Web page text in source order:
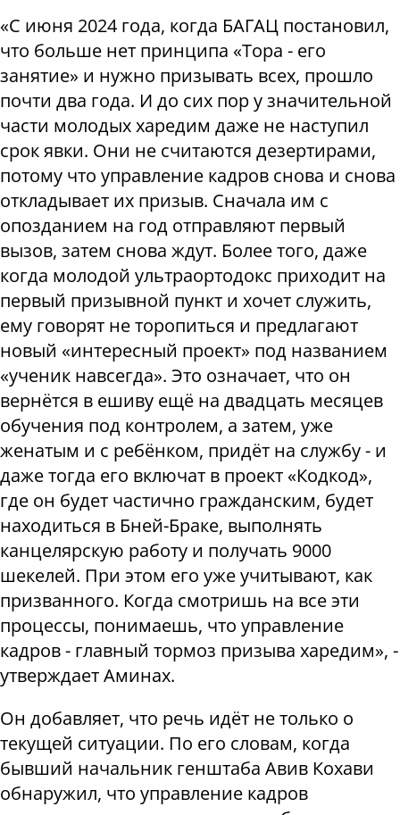
«С июня 2024 года, когда БАГАЦ постановил,
что больше нет принципа «Тора - его
занятие» и нужно призывать всех, прошло
почти два года. И до сих пор у значительной
части молодых харедим даже не наступил
срок явки. Они не считаются дезертирами,
потому что управление кадров снова и снова
откладывает их призыв. Сначала им с
опозданием на год отправляют первый
вызов, затем снова ждут. Более того, даже
когда молодой ультраортодокс приходит на
первый призывной пункт и хочет служить,
ему говорят не торопиться и предлагают
новый «интересный проект» под названием
«ученик навсегда». Это означает, что он
вернётся в ешиву ещё на двадцать месяцев
обучения под контролем, а затем, уже
женатым и с ребёнком, придёт на службу - и
даже тогда его включат в проект «Кодкод»,
где он будет частично гражданским, будет
находиться в Бней-Браке, выполнять
канцелярскую работу и получать 9000
шекелей. При этом его уже учитывают, как
призванного. Когда смотришь на все эти
процессы, понимаешь, что управление
кадров - главный тормоз призыва харедим», -
утверждает Аминах.
Он добавляет, что речь идёт не только о
текущей ситуации. По его словам, когда
бывший начальник генштаба Авив Кохави
обнаружил, что управление кадров